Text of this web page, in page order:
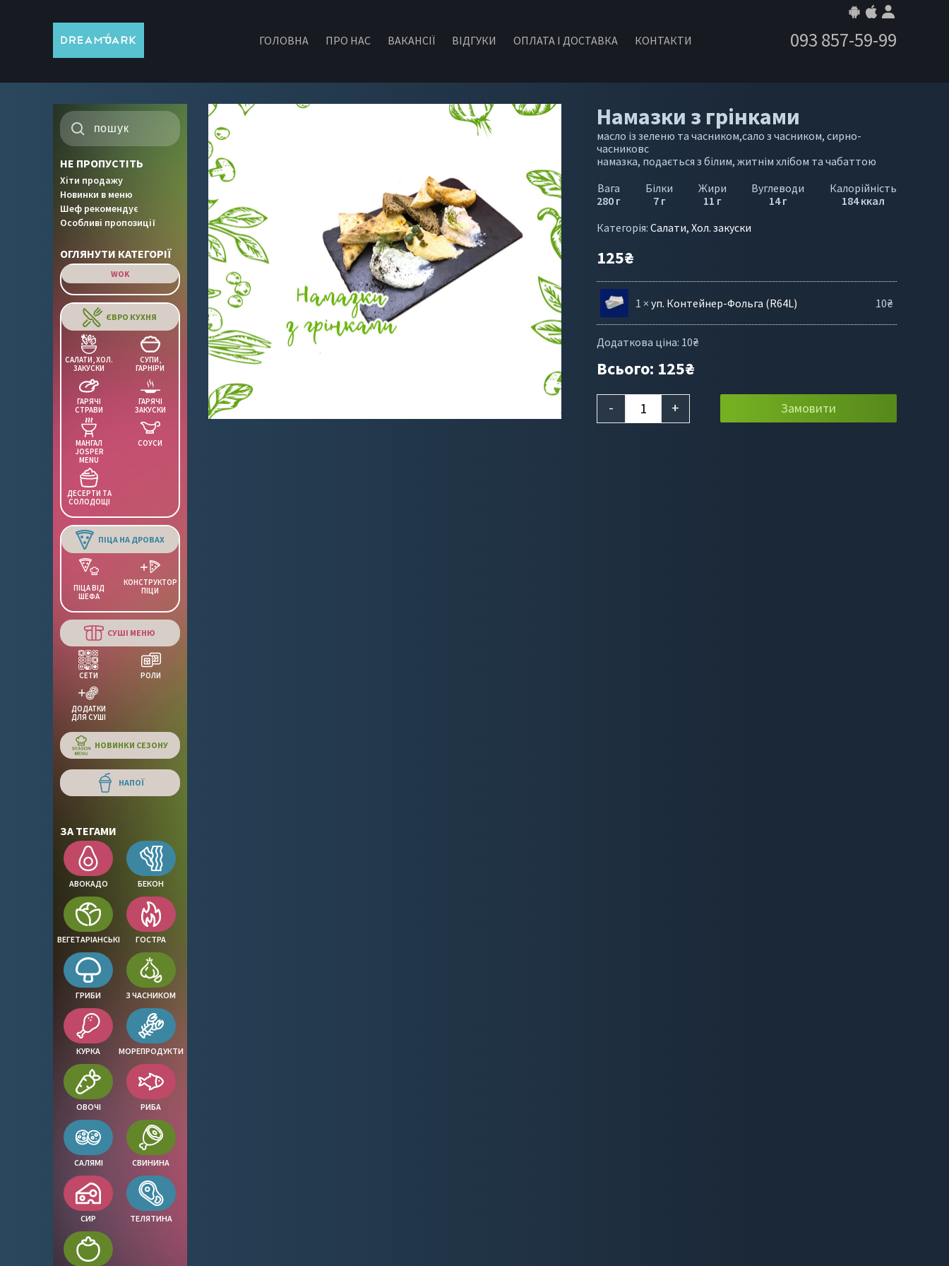
ГОЛОВНА ПРО НАС ВАКАНСІЇ ВІДГУКИ ОПЛАТА І ДОСТАВКА КОНТАКТИ 093 857-59-99
НЕ ПРОПУСТІТЬ
Хіти продажу
Новинки в меню
Шеф рекомендує
Особливі пропозиції
ОГЛЯНУТИ КАТЕГОРІЇ
WOK
ЄВРО КУХНЯ
САЛАТИ, ХОЛ.
ЗАКУСКИ
СУПИ,
ГАРНІРИ
ГАРЯЧІ
СТРАВИ
ГАРЯЧІ
ЗАКУСКИ
МАНГАЛ
JOSPER
MENU
СОУСИ
ДЕСЕРТИ ТА
СОЛОДОЩІ
ПІЦА НА ДРОВАХ
ПІЦА ВІД
ШЕФА
КОНСТРУКТОР
ПІЦИ
СУШІ МЕНЮ
СЕТИ РОЛИ
ДОДАТКИ
ДЛЯ СУШІ
НОВИНКИ СЕЗОНУ
НАПОЇ
ЗА ТЕГАМИ
АВОКАДО БЕКОН
ВЕГЕТАРІАНСЬКІ ГОСТРА
ГРИБИ З ЧАСНИКОМ
КУРКА МОРЕПРОДУКТИ
ОВОЧІ РИБА
САЛЯМІ СВИНИНА
СИР ТЕЛЯТИНА
Намазки з грінками
масло із зеленю та часником,сало з часником, сирно-
часниковс
намазка, подається з білим, житнім хлібом та чабаттою
Вага
280 г
Білки
7 г
Жири
11 г
Вуглеводи
14 г
Калорійність
184 ккал
Категорія: Салати, Хол. закуски
125₴
1 × уп. Контейнер-Фольга (R64L) 10₴
Додаткова ціна: 10₴
Всього: 125₴
- + Замовити